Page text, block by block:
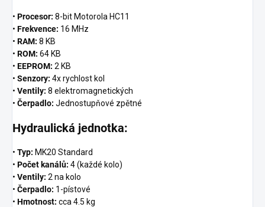
• Procesor: 8-bit Motorola HC11
• Frekvence: 16 MHz
• RAM: 8 KB
• ROM: 64 KB
• EEPROM: 2 KB
• Senzory: 4x rychlost kol
• Ventily: 8 elektromagnetických
• Čerpadlo: Jednostupňové zpětné
Hydraulická jednotka:
• Typ: MK20 Standard
• Počet kanálů: 4 (každé kolo)
• Ventily: 2 na kolo
• Čerpadlo: 1-pístové
• Hmotnost: cca 4.5 kg